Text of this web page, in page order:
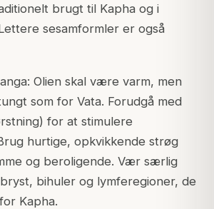
brugt til Kapha og i
sesamformler er også
Olien skal være varm, men
som for Vata. Forudgå med
for at stimulere
hurtige, opkvikkende strøg
og beroligende. Vær særlig
bihuler og lymferegioner, de
Kapha.